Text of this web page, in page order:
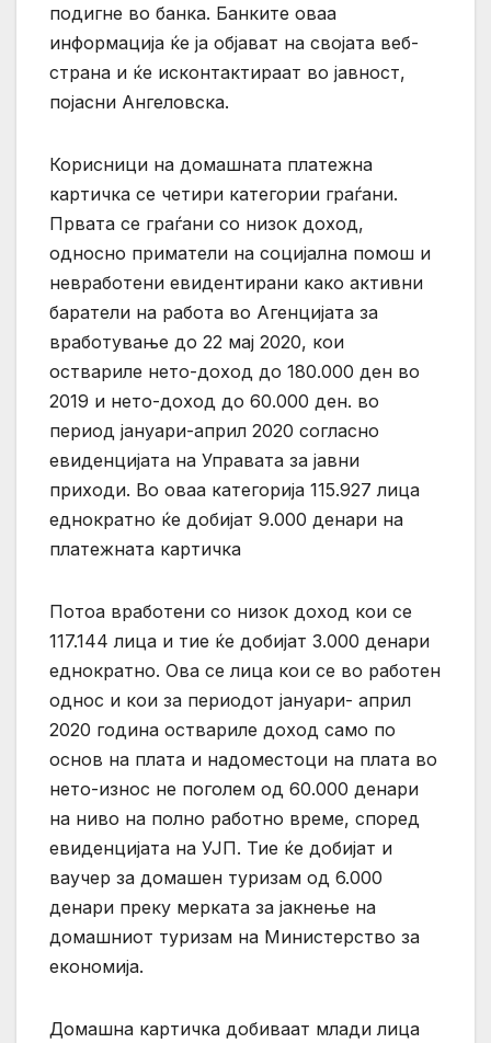
подигне во банка. Банките оваа
информација ќе ја објават на својата веб-
страна и ќе исконтактираат во јавност,
појасни Ангеловска.
Корисници на домашната платежна
картичка се четири категории граѓани.
Првата се граѓани со низок доход,
односно приматели на социјална помош и
невработени евидентирани како активни
баратели на работа во Агенцијата за
вработување до 22 мај 2020, кои
оствариле нето-доход до 180.000 ден во
2019 и нето-доход до 60.000 ден. во
период јануари-април 2020 согласно
евиденцијата на Управата за јавни
приходи. Во оваа категорија 115.927 лица
еднократно ќе добијат 9.000 денари на
платежната картичка
Потоа вработени со низок доход кои се
117.144 лица и тие ќе добијат 3.000 денари
еднократно. Ова се лица кои се во работен
однос и кои за периодот јануари- април
2020 година оствариле доход само по
основ на плата и надоместоци на плата во
нето-износ не поголем од 60.000 денари
на ниво на полно работно време, според
евиденцијата на УЈП. Тие ќе добијат и
ваучер за домашен туризам од 6.000
денари преку мерката за јакнење на
домашниот туризам на Министерство за
економија.
Домашна картичка добиваат млади лица